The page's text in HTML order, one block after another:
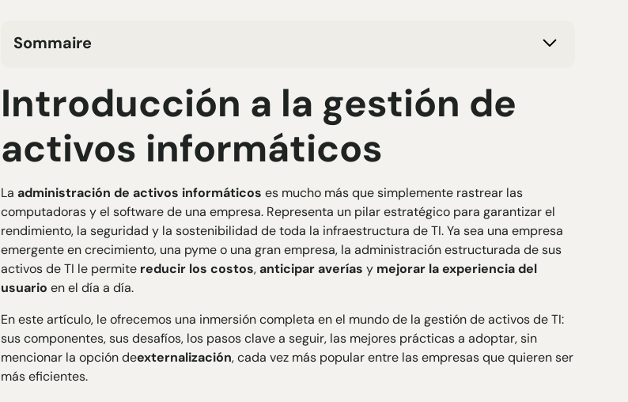
Sommaire
H3 Texte
H4 Texte
H5 Texte
H6 Texte
Introducción a la gestión de
activos informáticos
La administración de activos informáticos es mucho más que simplemente rastrear las
computadoras y el software de una empresa. Representa un pilar estratégico para garantizar el
rendimiento, la seguridad y la sostenibilidad de toda la infraestructura de TI. Ya sea una empresa
emergente en crecimiento, una pyme o una gran empresa, la administración estructurada de sus
activos de TI le permite reducir los costos,anticipar averías y mejorar la experiencia del
usuario en el día a día.
En este artículo, le ofrecemos una inmersión completa en el mundo de la gestión de activos de TI:
sus componentes, sus desafíos, los pasos clave a seguir, las mejores prácticas a adoptar, sin
mencionar la opción deexternalización, cada vez más popular entre las empresas que quieren ser
más eficientes.